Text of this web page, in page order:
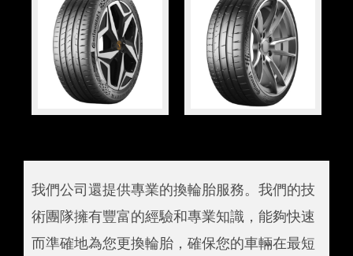
我們公司還提供專業的換輪胎服務。我們的技
術團隊擁有豐富的經驗和專業知識，能夠快速
而準確地為您更換輪胎，確保您的車輛在最短